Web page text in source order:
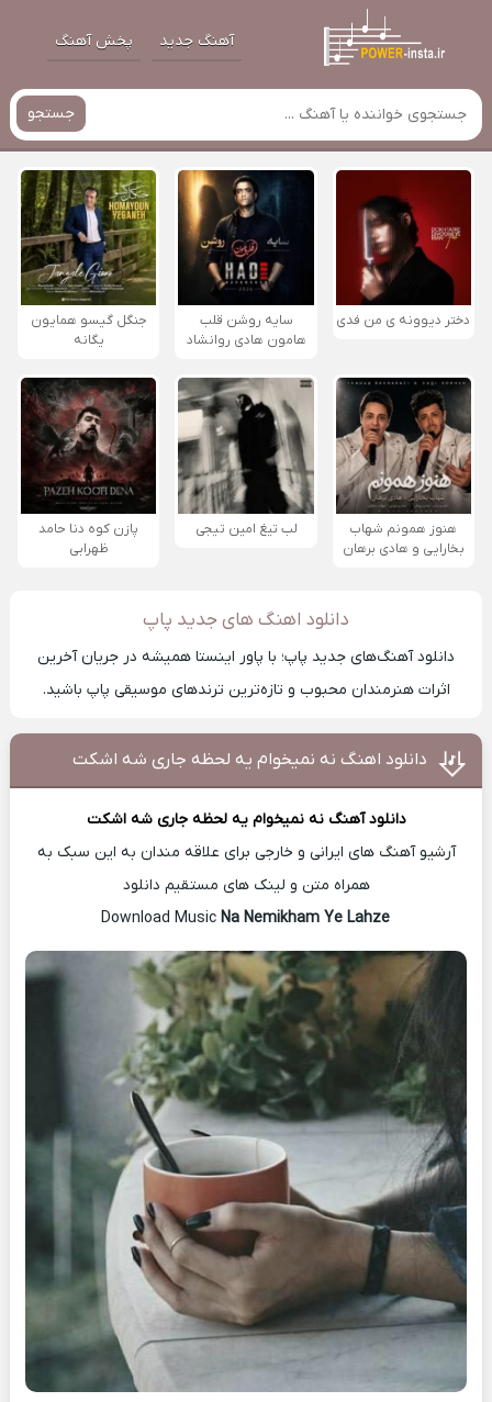
آهنگ جدید پخش آهنگ
جستجو
دختر دیوونه ی من فدی
سایه روشن قلب
هامون هادی روانشاد
جنگل گیسو همایون
یگانه
هنوز همونم شهاب
بخارایی و هادی برهان
لب تیغ امین تیجی
پازن کوه دنا حامد
ظهرابی
دانلود اهنگ های جدید پاپ
دانلود آهنگ‌های جدید پاپ؛ با پاور اینستا همیشه در جریان آخرین
اثرات هنرمندان محبوب و تازه‌ترین ترند‌های موسیقی پاپ باشید.
دانلود اهنگ نه نمیخوام یه لحظه جاری شه اشکت
دانلود آهنگ نه نمیخوام یه لحظه جاری شه اشکت
آرشیو آهنگ های ایرانی و خارجی برای علاقه مندان به این سبک به
همراه متن و لینک های مستقیم دانلود
Na Nemikham Ye Lahze